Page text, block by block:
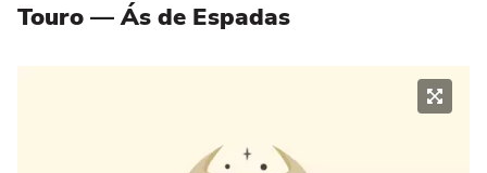
Touro — Ás de Espadas